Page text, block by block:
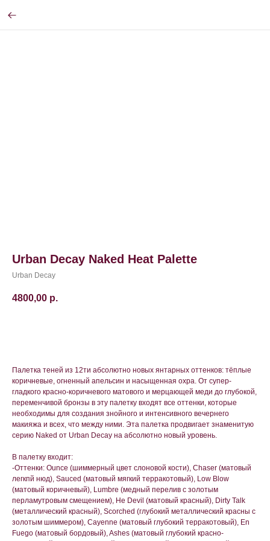
Urban Decay Naked Heat Palette
Urban Decay
4800,00 р.
Палетка теней из 12ти абсолютно новых янтарных оттенков: тёплые
коричневые, огненный апельсин и насыщенная охра. От супер-
гладкого красно-коричневого матового и мерцающей меди до глубокой,
переменчивой бронзы в эту палетку входят все оттенки, которые
необходимы для создания знойного и интенсивного вечернего
макияжа и всех, что между ними. Эта палетка продвигает знаменитую
серию Naked от Urban Decay на абсолютно новый уровень.
В палетку входит:
-Оттенки: Ounce (шиммерный цвет слоновой кости), Chaser (матовый
легкпй нюд), Sauced (матовый мягкий терракотовый), Low Blow
(матовый коричневый), Lumbre (медный перелив с золотым
перламутровым смещением), He Devil (матовый красный), Dirty Talk
(металлический красный), Scorched (глубокий металлический красны с
золотым шиммером), Cayenne (матовый глубокий терракотовый), En
Fuego (матовый бордовый), Ashes (матовый глубокий красно-